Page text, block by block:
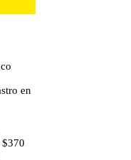
en